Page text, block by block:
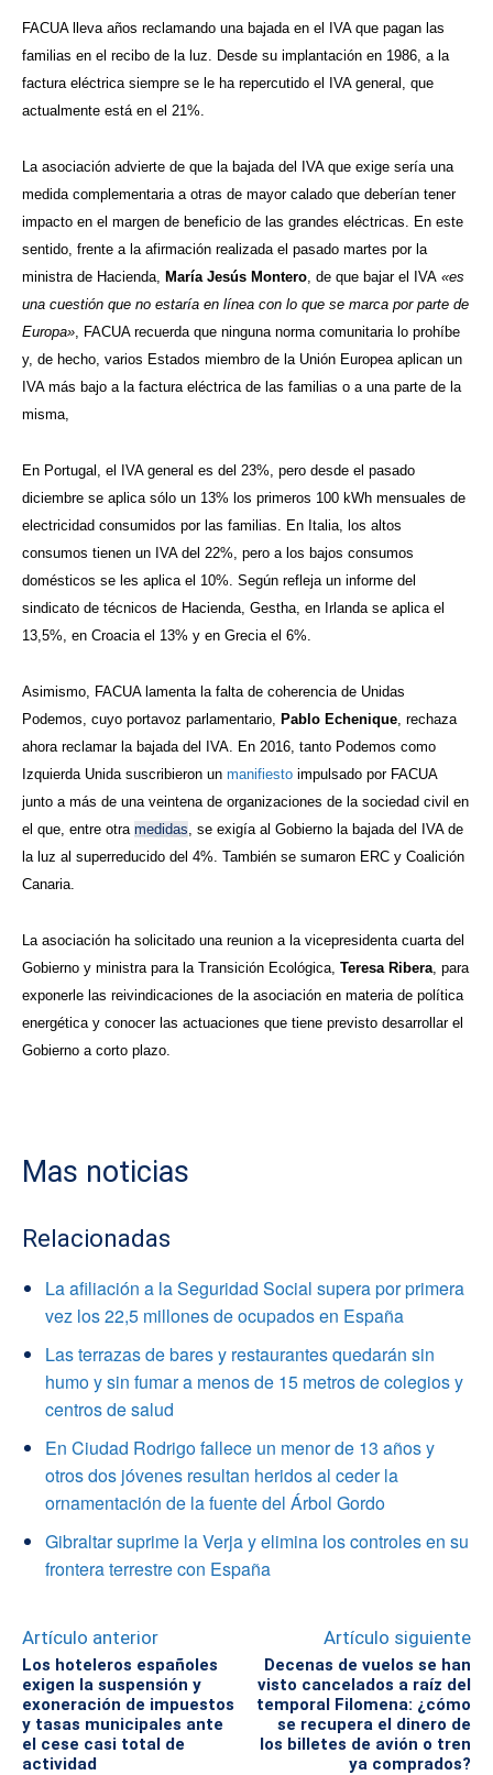
FACUA lleva años reclamando una bajada en el IVA que pagan las
familias en el recibo de la luz. Desde su implantación en 1986, a la
factura eléctrica siempre se le ha repercutido el IVA general, que
actualmente está en el 21%.
La asociación advierte de que la bajada del IVA que exige sería una
medida complementaria a otras de mayor calado que deberían tener
impacto en el margen de beneficio de las grandes eléctricas. En este
sentido, frente a la afirmación realizada el pasado martes por la
ministra de Hacienda,
María Jesús Montero , de que bajar el IVA «es
una cuestión que no estaría en línea con lo que se marca por parte de
Europa» , FACUA recuerda que ninguna norma comunitaria lo prohíbe
y, de hecho, varios Estados miembro de la Unión Europea aplican un
IVA más bajo a la factura eléctrica de las familias o a una parte de la
misma,
En Portugal, el IVA general es del 23%, pero desde el pasado
diciembre se aplica sólo un 13% los primeros 100 kWh mensuales de
electricidad consumidos por las familias. En Italia, los altos
consumos tienen un IVA del 22%, pero a los bajos consumos
domésticos se les aplica el 10%. Según refleja un informe del
sindicato de técnicos de Hacienda, Gestha, en Irlanda se aplica el
13,5%, en Croacia el 13% y en Grecia el 6%.
Asimismo, FACUA lamenta la falta de coherencia de Unidas
Podemos, cuyo portavoz parlamentario,
Pablo Echenique , rechaza
ahora reclamar la bajada del IVA. En 2016, tanto Podemos como
Izquierda Unida suscribieron un manifiesto impulsado por FACUA
junto a más de una veintena de organizaciones de la sociedad civil en
el que, entre otra medidas , se exigía al Gobierno la bajada del IVA de
la luz al superreducido del 4%. También se sumaron ERC y Coalición
Canaria.
La asociación ha solicitado una reunion a la vicepresidenta cuarta del
Gobierno y ministra para la Transición Ecológica, Teresa Ribera , para
exponerle las reivindicaciones de la asociación en materia de política
energética y conocer las actuaciones que tiene previsto desarrollar el
Gobierno a corto plazo.
Mas noticias
Relacionadas
La afiliación a la Seguridad Social supera por primera
vez los 22,5 millones de ocupados en España
Las terrazas de bares y restaurantes quedarán sin
humo y sin fumar a menos de 15 metros de colegios y
centros de salud
En Ciudad Rodrigo fallece un menor de 13 años y
otros dos jóvenes resultan heridos al ceder la
ornamentación de la fuente del Árbol Gordo
Gibraltar suprime la Verja y elimina los controles en su
frontera terrestre con España
Artículo anterior
Los hoteleros españoles
exigen la suspensión y
exoneración de impuestos
y tasas municipales ante
el cese casi total de
actividad
Artículo siguiente
Decenas de vuelos se han
visto cancelados a raíz del
temporal Filomena: ¿cómo
se recupera el dinero de
los billetes de avión o tren
ya comprados?